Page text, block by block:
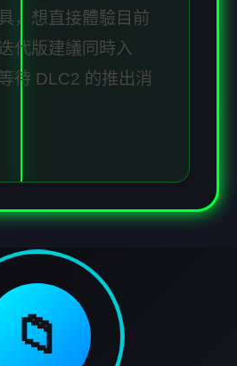
，想直接體驗目前
代版建議同時入
待 DLC2 的推出消
📁